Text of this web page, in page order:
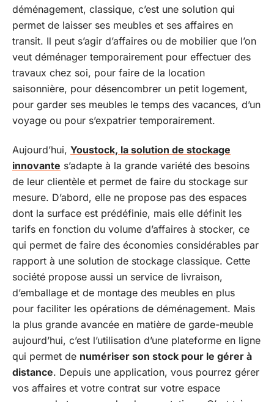
déménagement, classique, c’est une solution qui
permet de laisser ses meubles et ses affaires en
transit. Il peut s’agir d’affaires ou de mobilier que l’on
veut déménager temporairement pour effectuer des
travaux chez soi, pour faire de la location
saisonnière, pour désencombrer un petit logement,
pour garder ses meubles le temps des vacances, d’un
voyage ou pour s’expatrier temporairement.
Aujourd’hui, Youstock, la solution de stockage
innovante s’adapte à la grande variété des besoins
de leur clientèle et permet de faire du stockage sur
mesure. D’abord, elle ne propose pas des espaces
dont la surface est prédéfinie, mais elle définit les
tarifs en fonction du volume d’affaires à stocker, ce
qui permet de faire des économies considérables par
rapport à une solution de stockage classique. Cette
société propose aussi un service de livraison,
d’emballage et de montage des meubles en plus
pour faciliter les opérations de déménagement. Mais
la plus grande avancée en matière de garde-meuble
aujourd’hui, c’est l’utilisation d’une plateforme en ligne
qui permet de numériser son stock pour le gérer à
distance. Depuis une application, vous pourrez gérer
vos affaires et votre contrat sur votre espace